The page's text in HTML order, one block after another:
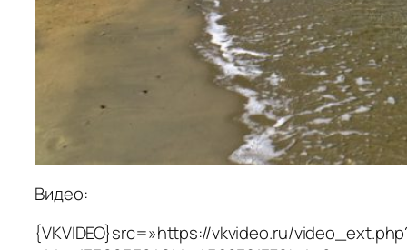
Видео:
{VKVIDEO}src=»https://vkvideo.ru/